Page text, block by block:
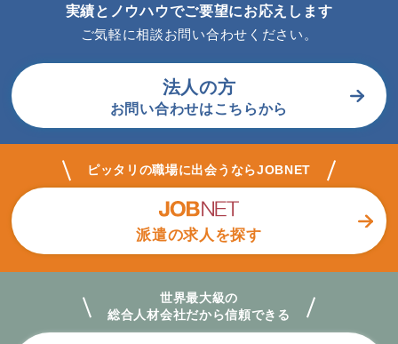
実績とノウハウでご要望にお応えします
ご気軽に相談お問い合わせください。
法人の方
お問い合わせはこちらから
ピッタリの職場に出会うならJOBNET
派遣の求人を探す
世界最大級の
総合人材会社だから信頼できる